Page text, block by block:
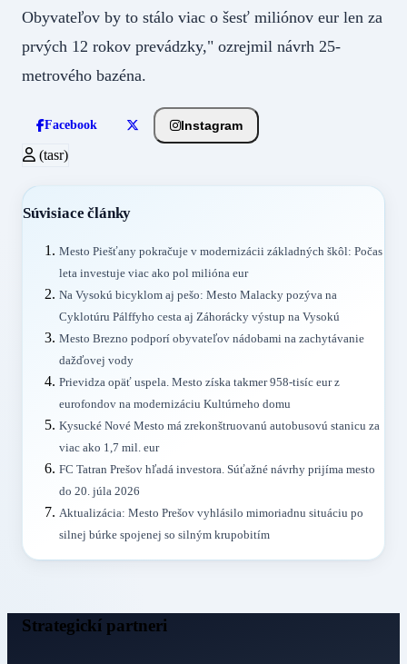
Obyvateľov by to stálo viac o šesť miliónov eur len za
prvých 12 rokov prevádzky," ozrejmil návrh 25-
metrového bazéna.
Facebook Instagram
(tasr)
Súvisiace články
Mesto Piešťany pokračuje v modernizácii základných škôl: Počas
leta investuje viac ako pol milióna eur
Na Vysokú bicyklom aj pešo: Mesto Malacky pozýva na
Cyklotúru Pálffyho cesta aj Záhorácky výstup na Vysokú
Mesto Brezno podporí obyvateľov nádobami na zachytávanie
dažďovej vody
Prievidza opäť uspela. Mesto získa takmer 958-tisíc eur z
eurofondov na modernizáciu Kultúrneho domu
Kysucké Nové Mesto má zrekonštruovanú autobusovú stanicu za
viac ako 1,7 mil. eur
FC Tatran Prešov hľadá investora. Súťažné návrhy prijíma mesto
do 20. júla 2026
Aktualizácia: Mesto Prešov vyhlásilo mimoriadnu situáciu po
silnej búrke spojenej so silným krupobitím
Strategickí partneri